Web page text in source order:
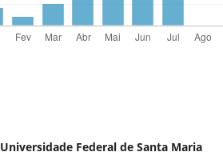
Universidade Federal de Santa Maria